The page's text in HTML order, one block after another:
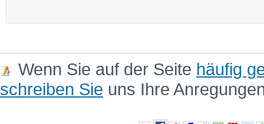
Wenn Sie auf der Seite häufig
schreiben Sie uns Ihre